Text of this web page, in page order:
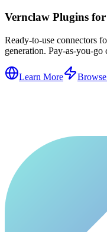
Vernclaw Plugins
Ready-to-use connectors
generation. Pay-as-you-
Learn More